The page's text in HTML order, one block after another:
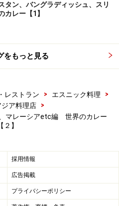
タン、バングラディッシュ、スリ
レー【1】
をもっと見る
レストラン > エスニック料理
>
ア料理店
>
マレーシアetc編 世界のカレー
【２】
採用情報
広告掲載
プライバシーポリシー